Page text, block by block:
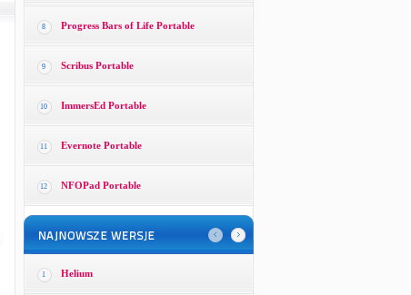
8 Progress Bars of Life Portable
9 Scribus Portable
10 ImmersEd Portable
11 Evernote Portable
12 NFOPad Portable
1 Helium